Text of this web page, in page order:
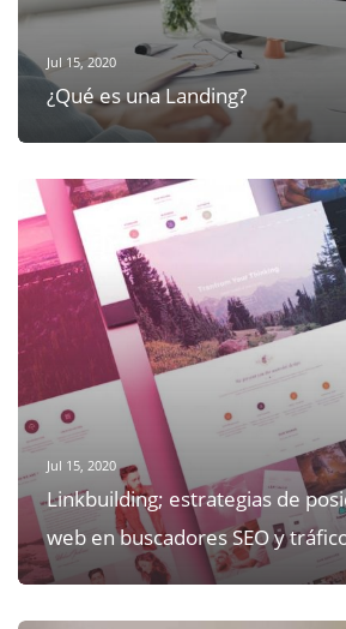
Jul 15, 2020
¿Qué es una Landing?
Jul 15, 2020
Linkbuilding; estrategias de
web en buscadores SEO y tráfico